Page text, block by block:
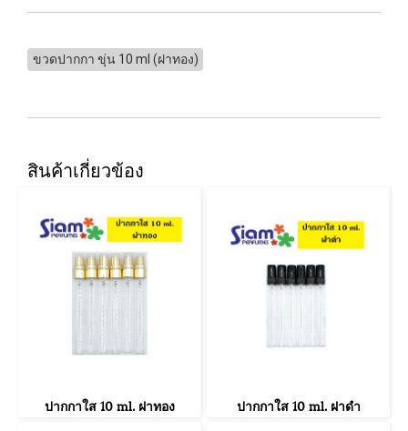
ขวดปากกา ขุ่น 10 ml (ฝาทอง)
สินค้าเกี่ยวข้อง
ปากกาใส 10 ml. ฝาทอง ปากกาใส 10 ml. ฝาดำ